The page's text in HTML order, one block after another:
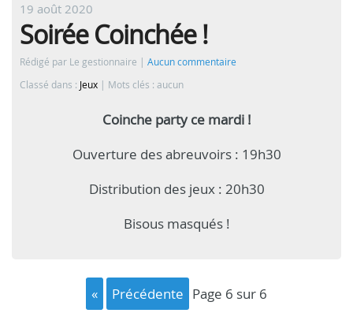
19 août 2020
Soirée Coinchée !
Rédigé par Le gestionnaire
Aucun commentaire
Classé dans : Jeux Mots clés : aucun
Coinche party ce mardi !
Ouverture des abreuvoirs : 19h30
Distribution des jeux : 20h30
Bisous masqués !
« précédente page 6 sur 6